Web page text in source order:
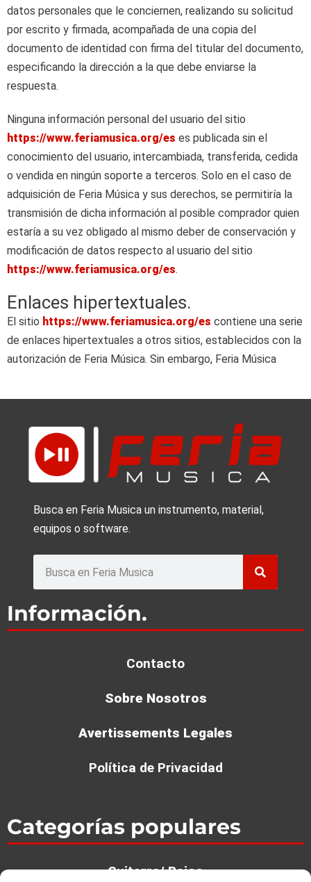
datos personales que le conciernen, realizando su solicitud
por escrito y firmada, acompañada de una copia del
documento de identidad con firma del titular del documento,
especificando la dirección a la que debe enviarse la
respuesta.
Ninguna información personal del usuario del sitio
https://www.feriamusica.org/es es publicada sin el
conocimiento del usuario, intercambiada, transferida, cedida
o vendida en ningún soporte a terceros. Solo en el caso de
adquisición de Feria Música y sus derechos, se permitiría la
transmisión de dicha información al posible comprador quien
estaría a su vez obligado al mismo deber de conservación y
modificación de datos respecto al usuario del sitio
https://www.feriamusica.org/es.
Enlaces hipertextuales.
El sitio https://www.feriamusica.org/es contiene una serie
de enlaces hipertextuales a otros sitios, establecidos con la
autorización de Feria Música. Sin embargo, Feria Música
Busca en Feria Musica un instrumento, material,
equipos o software.
Información.
Contacto
Sobre Nosotros
Avertissements Legales
Política de Privacidad
Categorías populares
Guitarra/ Bajos